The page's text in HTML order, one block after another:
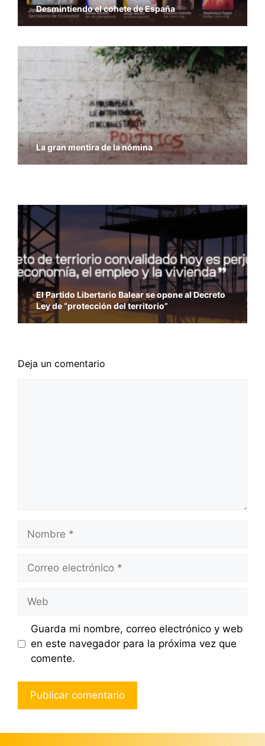
Desmintiendo el cohete de España
La gran mentira de la nómina
Economía y Libertad – Previsiones del PIB del
FMI
El Partido Libertario Balear se opone al Decreto
Ley de “protección del territorio”
Deja un comentario
Nombre
Correo
Web
Guarda mi nombre, correo electrónico y web
en este navegador para la próxima vez que
comente.